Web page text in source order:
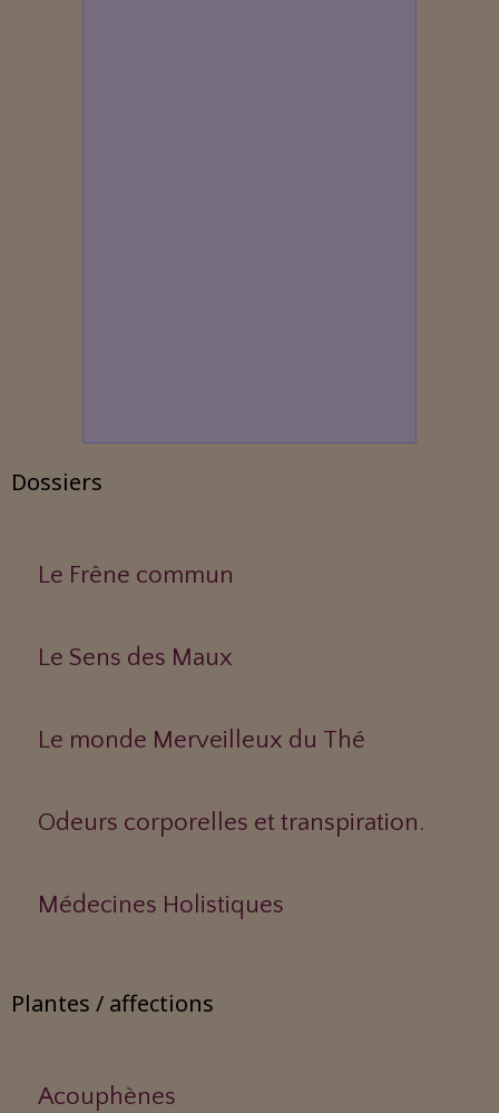
Dossiers
Le Frêne commun
Le Sens des Maux
Le monde Merveilleux du Thé
Odeurs corporelles et transpiration.
Médecines Holistiques
Plantes / affections
Acouphènes